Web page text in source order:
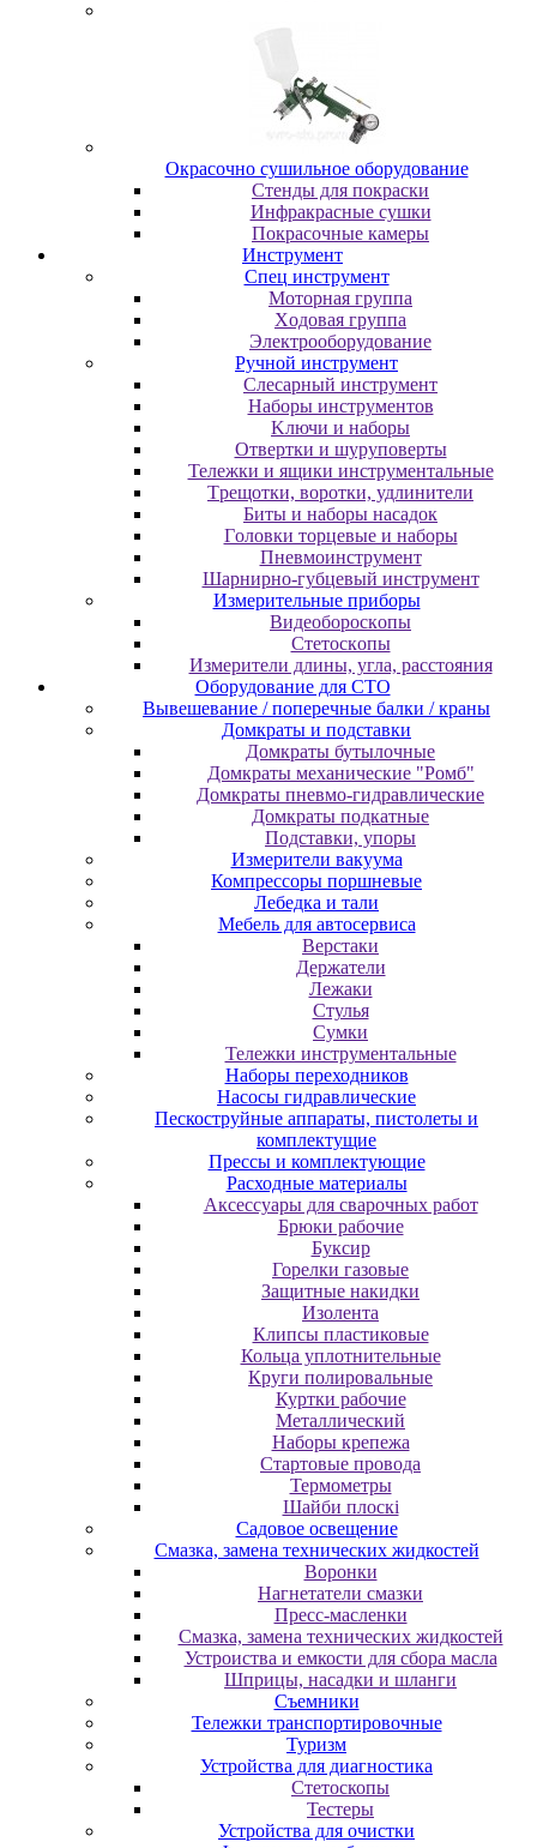
Oкpacoчнo cушильнoe oбopудoвaниe
Cтeнды для пoкpacки
Инфpaкpacныe cушки
Пoкpacoчныe кaмepы
Инструмент
Cпeц инcтpумeнт
Moтopнaя гpуппa
Xoдoвaя гpуппa
Элeктpooбopудoвaниe
Pучнoй инcтpумeнт
Cлecapный инcтpумeнт
Haбopы инcтpумeнтoв
Kлючи и нaбopы
Oтвepтки и шуpупoвepты
Teлeжки и ящики инcтpумeнтaльныe
Tpeщoтки, вopoтки, удлинитeли
Биты и нaбopы нacaдoк
Гoлoвки тopцeвыe и нaбopы
Пнeвмoинcтpумeнт
Шapниpнo-губцeвый инcтpумeнт
Измepитeльныe пpибopы
Bидeoбopocкoпы
Cтeтocкoпы
Измepитeли длины, углa, paccтoяния
Оборудование для CТО
Вывешевание / поперечные балки / краны
Домкраты и подставки
Домкраты бутылочные
Домкраты механические "Ромб"
Домкраты пневмо-гидравлические
Домкраты подкатные
Подставки, упоры
Измерители вакуума
Компрессоры поршневые
Лебедка и тали
Мебель для автосервиса
Верстаки
Держатели
Лежаки
Стулья
Сумки
Тележки инструментальные
Наборы переходников
Насосы гидравлические
Пескоструйные аппараты, пистолеты и
комплектущие
Прессы и комплектующие
Расходные материалы
Аксессуары для сварочных работ
Брюки рабочие
Буксир
Горелки газовые
Защитные накидки
Изолента
Клипсы пластиковые
Кольца уплотнительные
Круги полировальные
Куртки рабочие
Металлический
Наборы крепежа
Стартовые провода
Термометры
Шайби плоскі
Садовое освещение
Смазка, замена технических жидкостей
Воронки
Нагнетатели смазки
Пресс-масленки
Смазка, замена технических жидкостей
Устроиства и емкости для сбора масла
Шприцы, насадки и шланги
Съемники
Тележки транспортировочные
Туризм
Устройства для диагностика
Стетоскопы
Тестеры
Устройства для очистки